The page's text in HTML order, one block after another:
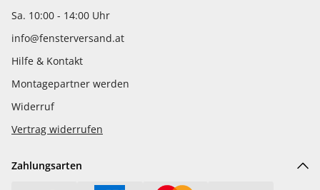
Sa. 10:00 - 14:00 Uhr
info@fensterversand.at
Hilfe & Kontakt
Montagepartner werden
Widerruf
Vertrag widerrufen
Zahlungsarten